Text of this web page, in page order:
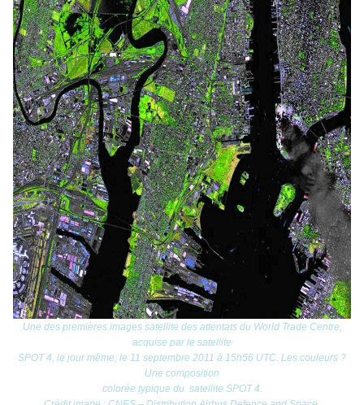
Une des premières images satellite des attentats du World Trade Centre,
acquise par le satellite
SPOT 4, le jour même, le 11 septembre 2011 à 15h56 UTC. Les couleurs ?
Une composition
colorée typique du satellite SPOT 4.